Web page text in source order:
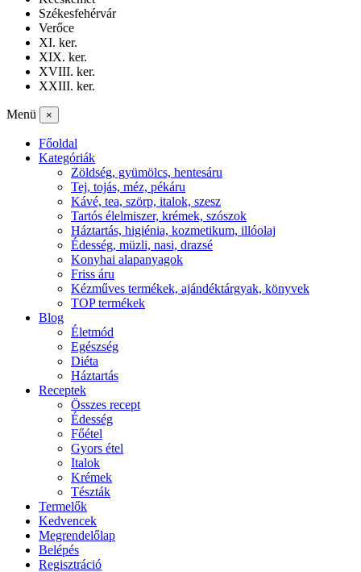
Székesfehérvár
Verőce
XI. ker.
XIX. ker.
XVIII. ker.
XXIII. ker.
Menü ×
Főoldal
Kategóriák
Zöldség, gyümölcs, hentesáru
Tej, tojás, méz, pékáru
Kávé, tea, szörp, italok, szesz
Tartós élelmiszer, krémek, szószok
Háztartás, higiénia, kozmetikum, illóolaj
Édesség, müzli, nasi, drazsé
Konyhai alapanyagok
Friss áru
Kézműves termékek, ajándéktárgyak, könyvek
TOP termékek
Blog
Életmód
Egészség
Diéta
Háztartás
Receptek
Összes recept
Édesség
Főétel
Gyors étel
Italok
Krémek
Tészták
Termelők
Kedvencek
Megrendelőlap
Belépés
Regisztráció